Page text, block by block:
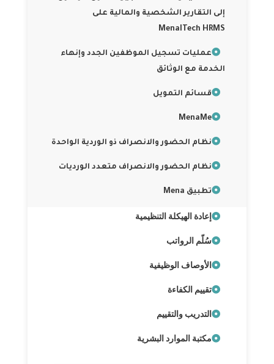
إلى التقارير الشخصية والمالية على
MenaITech HRMS
عمليات تسجيل الموظفين الجدد وإنهاء
الخدمة مع الوثائق
قسائم التمويل
MenaMe
نظام الحضور والانصراف ذو الوردية الواحدة
نظام الحضور والانصراف متعدد الورديات
تطبيق Mena
إعادة الهيكلة التنظيمية
سُلّم الرواتب
الأوصاف الوظيفية
تقييم الكفاءة
التدريب والتقييم
مكتبة الموارد البشرية